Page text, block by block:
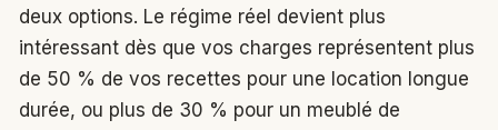
deux options. Le régime réel devient plus
intéressant dès que vos charges représentent plus
de 50 % de vos recettes pour une location longue
durée, ou plus de 30 % pour un meublé de